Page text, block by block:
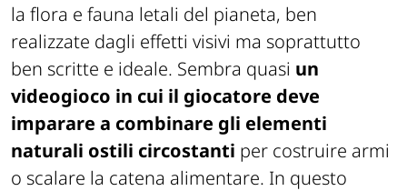
la flora e fauna letali del pianeta, ben
realizzate dagli effetti visivi ma soprattutto
ben scritte e ideale. Sembra quasi un
videogioco in cui il giocatore deve
imparare a combinare gli elementi
naturali ostili circostanti per costruire armi
o scalare la catena alimentare. In questo